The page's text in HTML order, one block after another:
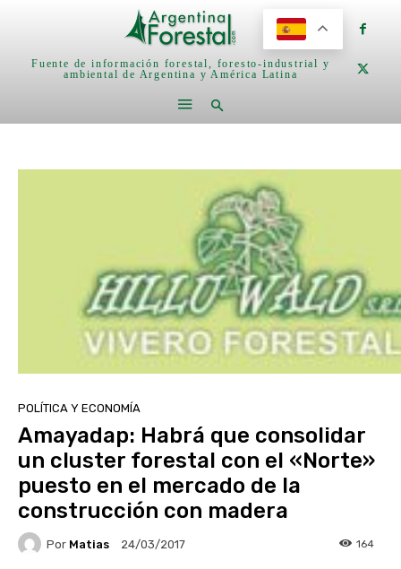
Fuente de información forestal, foresto-industrial y
ambiental de Argentina y América Latina
POLÍTICA Y ECONOMÍA
Amayadap: Habrá que consolidar
un cluster forestal con el «Norte»
puesto en el mercado de la
construcción con madera
Por Matias 24/03/2017 164